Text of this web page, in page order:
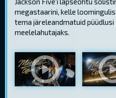
megastaarini, kelle
tema järeleandmatuid
meelelahutajaks.